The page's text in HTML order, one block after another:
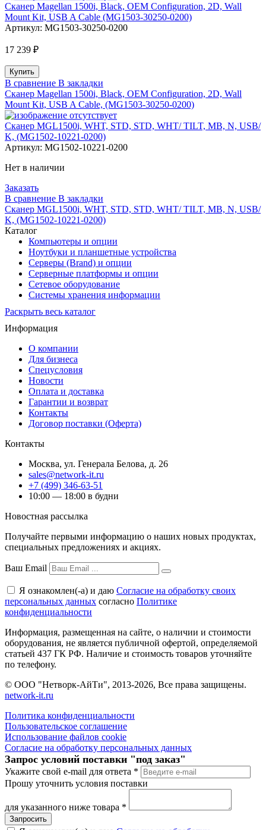
Сканер Magellan 1500i, Black, OEM Configuration, 2D, Wall
Mount Kit, USB A Cable (MG1503-30250-0200)
Артикул: MG1503-30250-0200
17 239 ₽
В сравнение В закладки
Сканер Magellan 1500i, Black, OEM Configuration, 2D, Wall
Mount Kit, USB A Cable, (MG1503-30250-0200)
Сканер MGL1500i, WHT, STD, STD, WHT/ TILT, MB, N, USB/
K, (MG1502-10221-0200)
Артикул: MG1502-10221-0200
Нет в наличии
Заказать
В сравнение В закладки
Сканер MGL1500i, WHT, STD, STD, WHT/ TILT, MB, N, USB/
K, (MG1502-10221-0200)
Каталог
Компьютеры и опции
Ноутбуки и планшетные устройства
Серверы (Brand) и опции
Серверные платформы и опции
Сетевое оборудование
Системы хранения информации
Раскрыть весь каталог
Информация
О компании
Для бизнеса
Спецусловия
Новости
Оплата и доставка
Гарантии и возврат
Контакты
Договор поставки (Оферта)
Контакты
Москва, ул. Генерала Белова, д. 26
sales@network-it.ru
+7 (499) 346-63-51
10:00 — 18:00 в будни
Новостная рассылка
Получайте первыми информацию о наших новых продуктах,
специальных предложениях и акциях.
Ваш Email
Я ознакомлен(-а) и даю Согласие на обработку своих
персональных данных согласно Политике
конфиденциальности
Информация, размещенная на сайте, о наличии и стоимости
оборудования, не является публичной офертой, определяемой
статьей 437 ГК РФ. Наличие и стоимость товаров уточняйте
по телефону.
© ООО "Нетворк-АйТи", 2013-2026, Все права защищены.
network-it.ru
Политика конфиденциальности
Пользовательское соглашение
Использование файлов cookie
Согласие на обработку персональных данных
Запрос условий поставки "под заказ"
Укажите свой e-mail для ответа *
Прошу уточнить условия поставки
для указанного ниже товара *